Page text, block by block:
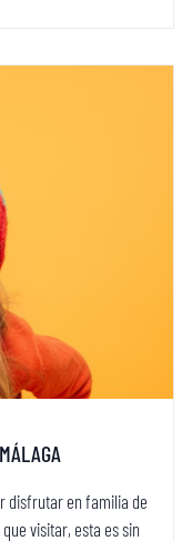
disfrutar en familia de
visitar, esta es sin